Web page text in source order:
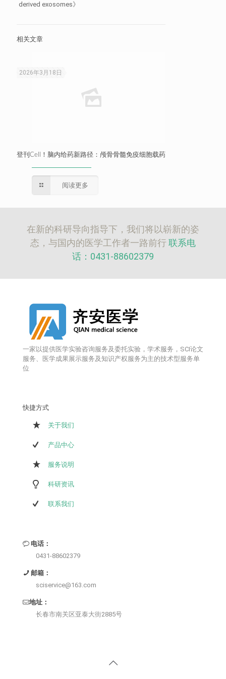
derived exosomes》
相关文章
2026年3月18日
登刊Cell！脑内给药新路径：颅骨骨髓免疫细胞载药
阅读更多
在新的科研导向指导下，我们将以崭新的姿
态，与国内的医学工作者一路前行联系电
话：0431-88602379
一家以提供医学实验咨询服务及委托实验，学术服务，SCI论文
服务、医学成果展示服务及知识产权服务为主的技术型服务单
位
快捷方式
关于我们
产品中心
服务说明
科研资讯
联系我们
电话：
0431-88602379
邮箱：
sciservice@163.com
地址：
长春市南关区亚泰大街2885号